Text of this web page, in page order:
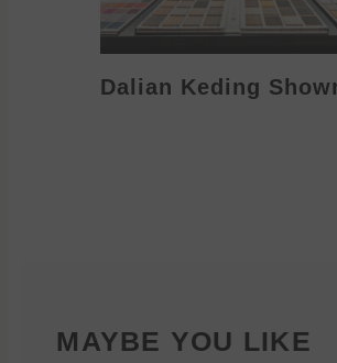
Dalian Keding
MAYBE YOU LIKE